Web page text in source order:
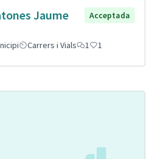
Jaume
Acceptada
Carrers i Vials 1 1